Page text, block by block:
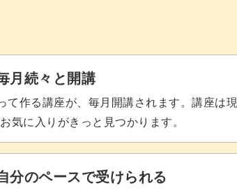
月続々と開講
て作る講座が、毎月開講されます。講座は現
気に入りがきっと見つかります。
分のペースで受けられる